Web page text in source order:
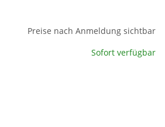
Preise nach Anmeldung sichtbar
Sofort verfügbar